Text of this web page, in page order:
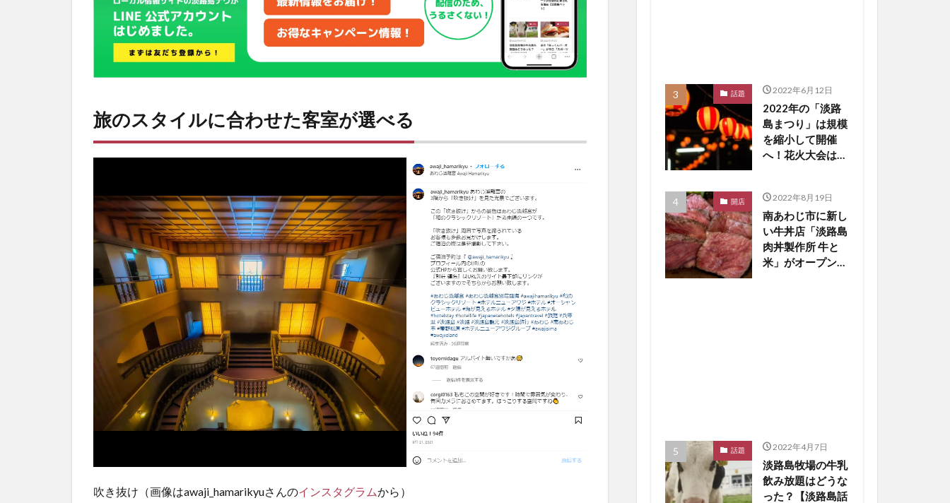
わ
せ
た
室
が
る
限
定
の
バ
ー
ベ
キ
旅のスタイルに合わせた客室が選べる
吹き抜け（画像はawaji_hamarikyuさんのインスタグラムから）
話題 2022年6月12日
2022年の「淡路
島まつり」は規模
を縮小して開催
へ！花火大会は中
開店 2022年8月19日
南あわじ市に新し
い牛丼店「淡路島
肉丼製作所 牛と
米」がオープン
話題 2022年4月7日
淡路島牧場の牛乳
飲み放題はどうな
った？【淡路島話